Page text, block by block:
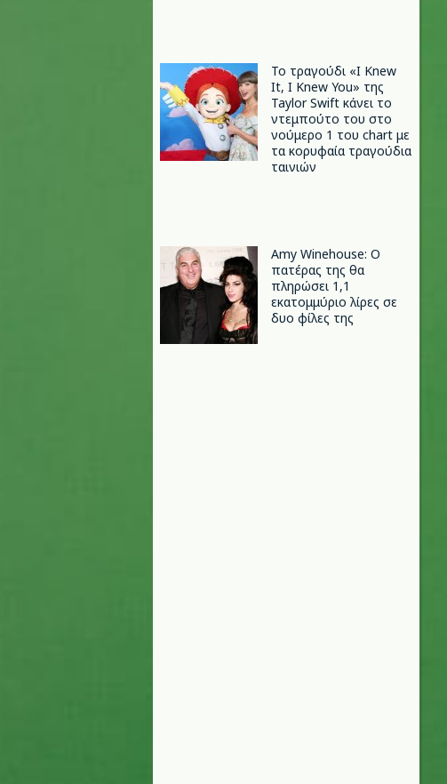
Το τραγούδι «I Knew
It, I Knew You» της
Taylor Swift κάνει το
ντεμπούτο του στο
νούμερο 1 του chart με
τα κορυφαία τραγούδια
ταινιών
Amy Winehouse: Ο
πατέρας της θα
πληρώσει 1,1
εκατομμύριο λίρες σε
δυο φίλες της